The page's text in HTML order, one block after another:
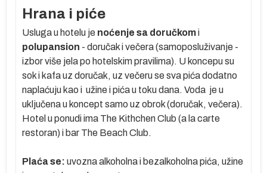
Hrana i piće
Usluga u hotelu je noćenje sa doručkomi
polupansion - doručak i večera (samoposluživanje -
izbor više jela po hotelskim pravilima). U koncepu su
sok i kafa uz doručak, uz večeru se sva pića dodatno
naplaćuju kao i užine i pića u toku dana. Voda je u
uključena u koncept samo uz obrok (doručak, večera).
Hotel u ponudi ima The Kithchen Club (a la carte
restoran) i bar The Beach Club.
Plaća se: uvozna alkoholna i bezalkoholna pića, užine